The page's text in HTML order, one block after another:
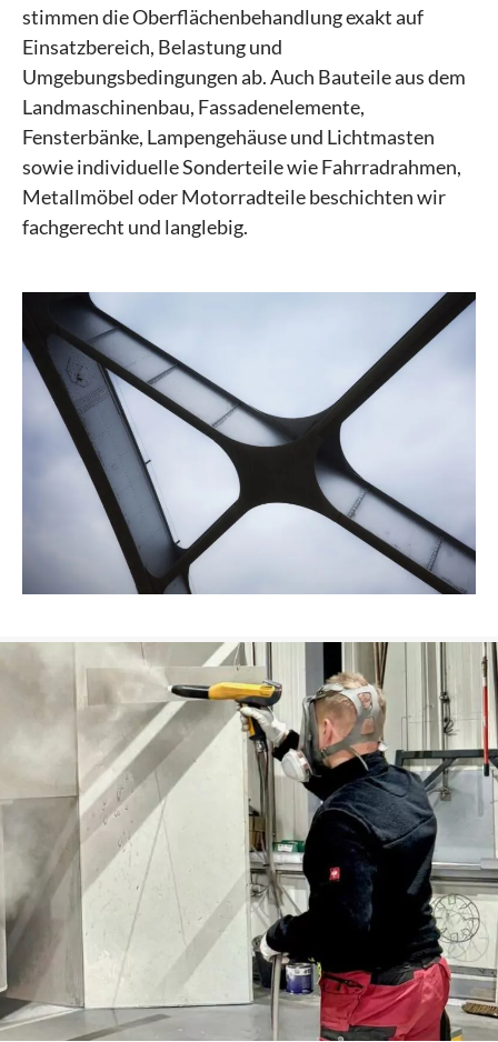
stimmen die Oberflächenbehandlung exakt auf
Einsatzbereich, Belastung und
Umgebungsbedingungen ab. Auch Bauteile aus dem
Landmaschinenbau, Fassadenelemente,
Fensterbänke, Lampengehäuse und Lichtmasten
sowie individuelle Sonderteile wie Fahrradrahmen,
Metallmöbel oder Motorradteile beschichten wir
fachgerecht und langlebig.